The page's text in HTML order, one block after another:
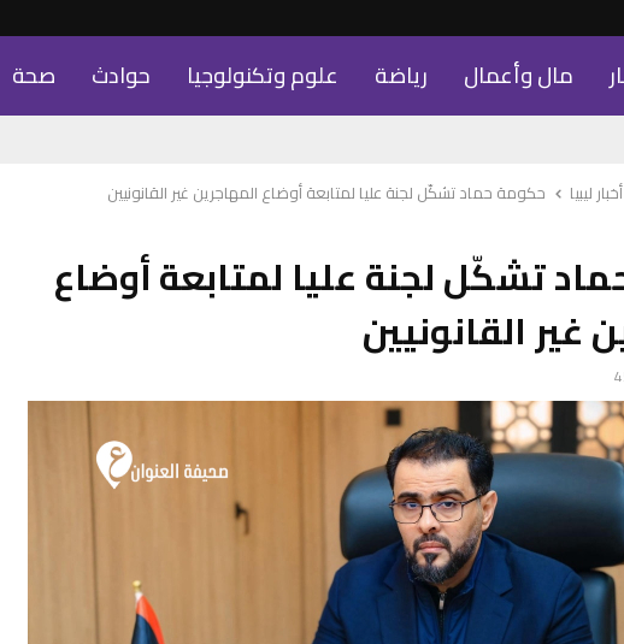
مال وأعمال رياضة علوم وتكنولوجيا حوادث صحة
أخبار ليبيا حكومة حماد تشكّل لجنة عليا لمتابعة أوضاع المهاجرين غير القانونيين
تشكّل لجنة عليا لمتابعة أوضاع
غير القانونيين